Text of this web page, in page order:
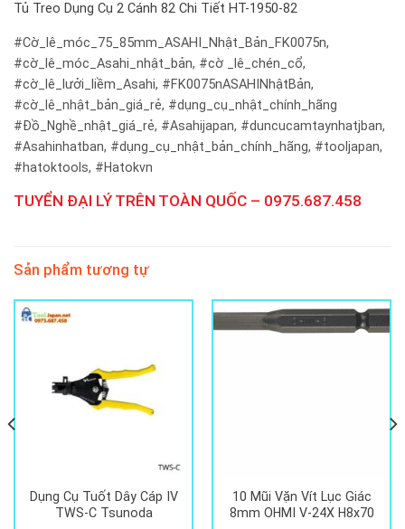
Tủ Treo Dụng Cụ 2 Cánh 82 Chi Tiết HT-1950-82
#Cờ_lê_móc_75_85mm_ASAHI_Nhật_Bản_FK0075n,
#cờ_lê_móc_Asahi_nhật_bản, #cờ _lê_chén_cổ,
#cờ_lê_lưởi_liềm_Asahi, #FK0075nASAHINhậtBản,
#cờ_lê_nhật_bản_giá_rẻ, #dụng_cụ_nhật_chính_hãng
#Đồ_Nghề_nhật_giá_rẻ, #Asahijapan, #duncucamtaynhatjban,
#Asahinhatban, #dụng_cụ_nhật_bản_chính_hãng, #tooljapan,
#hatoktools, #Hatokvn
TUYỂN ĐẠI LÝ TRÊN TOÀN QUỐC – 0975.687.458
Sản phẩm tương tự
Dụng Cụ Tuốt Dây Cáp IV
TWS-C Tsunoda
10 Mũi Vặn Vít Lục Giác
8mm OHMI V-24X H8x70